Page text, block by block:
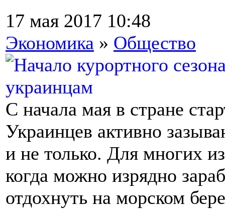
17 мая 2017 10:48
Экономика » Общество
С начала мая в стране
Украинцев активно
и не только. Для многих
когда можно изрядно
отдохнуть на морском